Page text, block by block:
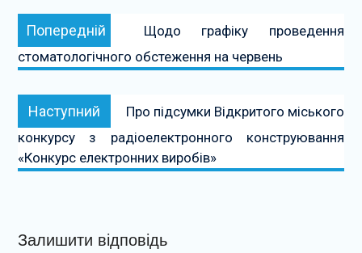
Навігація
записів
Попередній Попередній:
Щодо графіку проведення
стоматологічного обстеження на червень
Наступний Наступний:
Про підсумки Відкритого міського
конкурсу з радіоелектронного конструювання
«Конкурс електронних виробів»
Залишити відповідь